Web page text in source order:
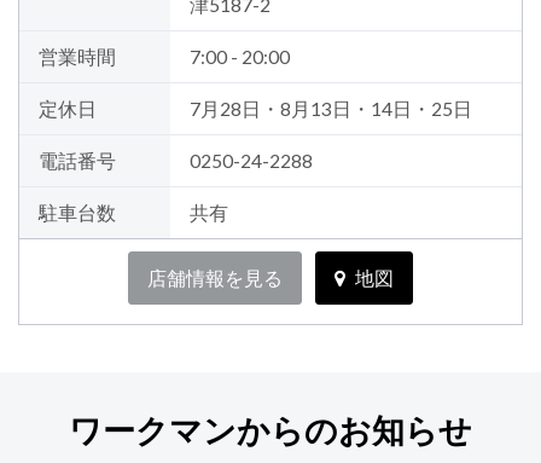
津5187-2
営業時間 7:00 - 20:00
定休日 7月28日・8月13日・14日・25日
電話番号 0250-24-2288
駐車台数 共有
店舗情報を見る 地図
ワークマンからのお知らせ